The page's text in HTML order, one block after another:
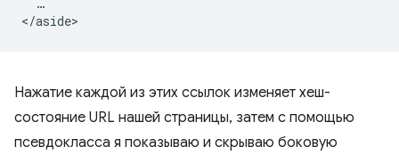
Нажатие каждой из этих ссылок изменяет хеш-
состояние URL нашей страницы, затем с помощью
псевдокласса я показываю и скрываю боковую